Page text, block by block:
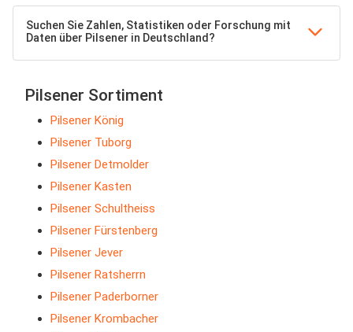
Suchen Sie Zahlen, Statistiken oder Forschung mit
Daten über Pilsener in Deutschland?
Pilsener Sortiment
Pilsener König
Pilsener Tuborg
Pilsener Detmolder
Pilsener Kasten
Pilsener Schultheiss
Pilsener Fürstenberg
Pilsener Jever
Pilsener Ratsherrn
Pilsener Paderborner
Pilsener Krombacher